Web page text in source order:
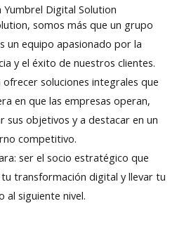
Yumbrel Digital Solution
somos más que un grupo
un equipo apasionado por la
y el éxito de nuestros clientes.
ofrecer soluciones integrales que
en que las empresas operan,
sus objetivos y a destacar en un
competitivo.
ser el socio estratégico que
transformación digital y llevar tu
al siguiente nivel.